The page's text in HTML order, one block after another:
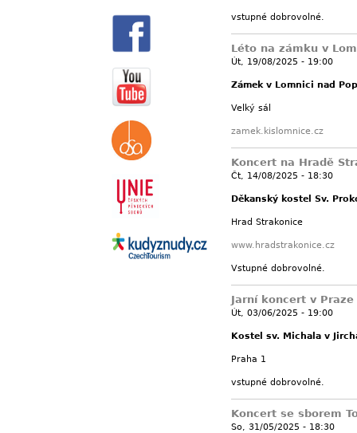
vstupné dobrovolné.
Léto na zámku v
Út, 19/08/2025 - 19:00
Zámek v Lomnici nad
Velký sál
zamek.kislomnice.cz
Koncert na Hradě
Čt, 14/08/2025 - 18:30
Děkanský kostel Sv.
Hrad Strakonice
www.hradstrakonice.cz
Vstupné dobrovolné.
Jarní koncert v Praze
Út, 03/06/2025 - 19:00
Kostel sv. Michala v
Praha 1
vstupné dobrovolné.
Koncert se sborem
So, 31/05/2025 - 18:30